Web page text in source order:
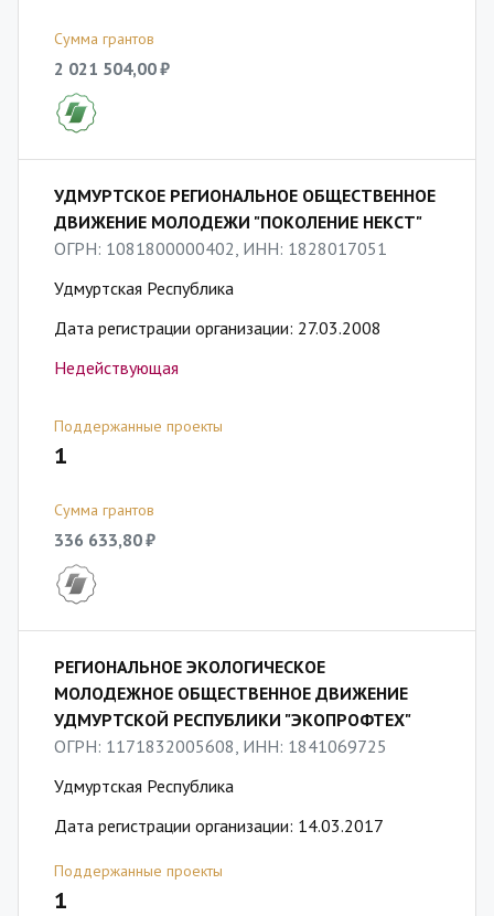
Сумма грантов
2 021 504,00 ₽
УДМУРТСКОЕ РЕГИОНАЛЬНОЕ ОБЩЕСТВЕННОЕ
ДВИЖЕНИЕ МОЛОДЕЖИ "ПОКОЛЕНИЕ НЕКСТ"
ОГРН: 1081800000402, ИНН: 1828017051
Удмуртская Республика
Дата регистрации организации: 27.03.2008
Недействующая
Поддержанные проекты
1
Сумма грантов
336 633,80 ₽
РЕГИОНАЛЬНОЕ ЭКОЛОГИЧЕСКОЕ
МОЛОДЕЖНОЕ ОБЩЕСТВЕННОЕ ДВИЖЕНИЕ
УДМУРТСКОЙ РЕСПУБЛИКИ "ЭКОПРОФТЕХ"
ОГРН: 1171832005608, ИНН: 1841069725
Удмуртская Республика
Дата регистрации организации: 14.03.2017
Поддержанные проекты
1